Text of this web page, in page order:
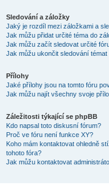
Sledování a záložky
Jaký je rozdíl mezi záložkami a
Jak můžu přidat určité téma do
Jak můžu začít sledovat určité
Jak můžu ukončit sledování témat
Přílohy
Jaké přílohy jsou na tomto fóru
Jak můžu najít všechny svoje
Záležitosti týkající se phpBB
Kdo napsal toto diskusní fórum?
Proč ve fóru není funkce XY?
Koho mám kontaktovat ohledně
tohoto fóra?
Jak můžu kontaktovat